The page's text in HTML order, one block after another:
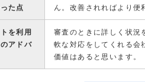
た点
ん。改善されればより便
を利用
アドバ
審査のときに詳しく状況
軟な対応をしてくれる会
価値はあると思います。